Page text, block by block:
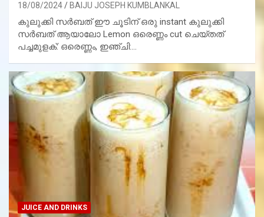
18/08/2024 BAIJU JOSEPH KUMBLANKAL
കുലുക്കി സർബത് ഈ ചൂടിന് ഒരു instant കുലുക്കി
സർബത് ആയാലോ Lemon ഒരെണ്ണം cut ചെയ്തത്
പച്ചമുളക്: ഒരെണ്ണം, ഇഞ്ചി:…
JUICE AND DRINKS